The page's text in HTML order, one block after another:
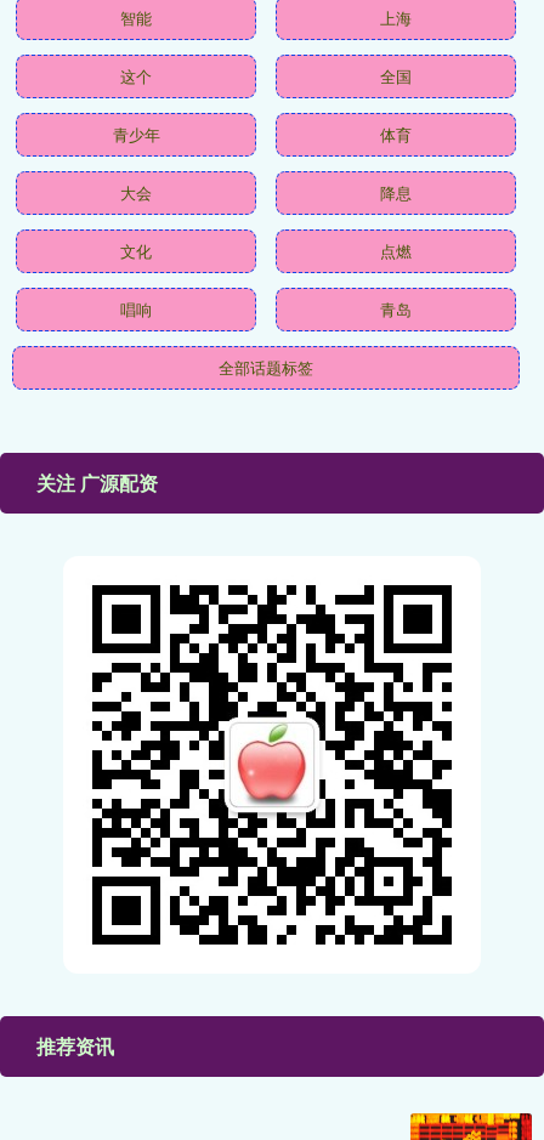
智能 上海
这个 全国
青少年 体育
大会 降息
文化 点燃
唱响 青岛
全部话题标签
关注 广源配资
推荐资讯